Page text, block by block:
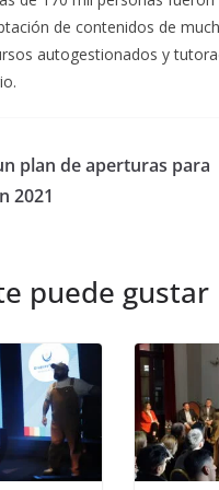
de contenidos de
autogestionados y
plan de aperturas para
2021
puede gustar